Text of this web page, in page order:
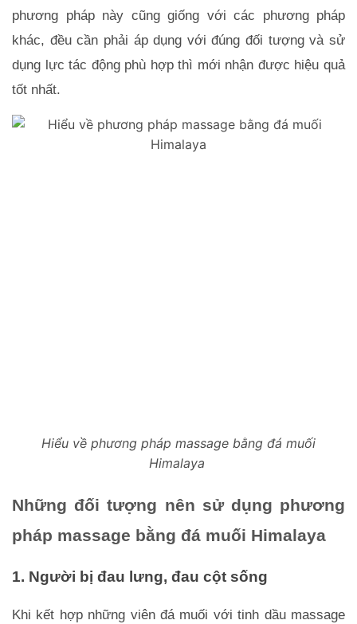
phương pháp này cũng giống với các phương pháp
khác, đều cần phải áp dụng với đúng đối tượng và sử
dụng lực tác động phù hợp thì mới nhận được hiệu quả
tốt nhất.
Hiểu về phương pháp massage bằng đá muối
Himalaya
Những đối tượng nên sử dụng phương
pháp massage bằng đá muối Himalaya
1. Người bị đau lưng, đau cột sống
Khi kết hợp những viên đá muối với tinh dầu massage